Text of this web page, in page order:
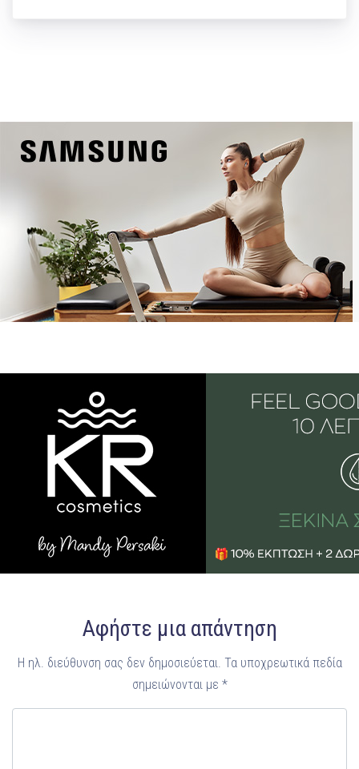
Αφήστε μια απάντηση
Η ηλ. διεύθυνση σας δεν δημοσιεύεται. Τα υποχρεωτικά πεδία
σημειώνονται με *